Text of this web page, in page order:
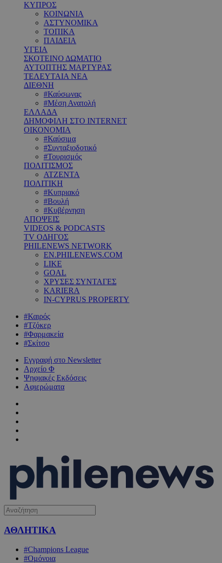
ΚΥΠΡΟΣ
ΚΟΙΝΩΝΙΑ
ΑΣΤΥΝΟΜΙΚΑ
ΤΟΠΙΚΑ
ΠΑΙΔΕΙΑ
ΥΓΕΙΑ
ΣΚΟΤΕΙΝΟ ΔΩΜΑΤΙΟ
ΑΥΤΟΠΤΗΣ ΜΑΡΤΥΡΑΣ
ΤΕΛΕΥΤΑΙΑ ΝΕΑ
ΔΙΕΘΝΗ
#Καύσωνας
#Μέση Ανατολή
ΕΛΛΑΔΑ
ΔΗΜΟΦΙΛΗ ΣΤΟ INTERNET
ΟΙΚΟΝΟΜΙΑ
#Καύσιμα
#Συνταξιοδοτικό
#Τουρισμός
ΠΟΛΙΤΙΣΜΟΣ
ΑΤΖΕΝΤΑ
ΠΟΛΙΤΙΚΗ
#Κυπριακό
#Βουλή
#Κυβέρνηση
ΑΠΟΨΕΙΣ
VIDEOS & PODCASTS
TV ΟΔΗΓΟΣ
PHILENEWS NETWORK
EN.PHILENEWS.COM
LIKE
GOAL
ΧΡΥΣΕΣ ΣΥΝΤΑΓΕΣ
KARIERA
IN-CYPRUS PROPERTY
#Καιρός
#Τζόκερ
#Φαρμακεία
#Σκίτσο
Εγγραφή στο Newsletter
Αρχείο Φ
Ψηφιακές Εκδόσεις
Αφιερώματα
ΑΘΛΗΤΙΚΑ
#Champions League
#Ομόνοια